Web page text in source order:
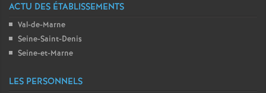
d
ACTU DES ÉTABLISSEMENTS
Val-de-Marne
Seine-Saint-Denis
Seine-et-Marne
LES PERSONNELS